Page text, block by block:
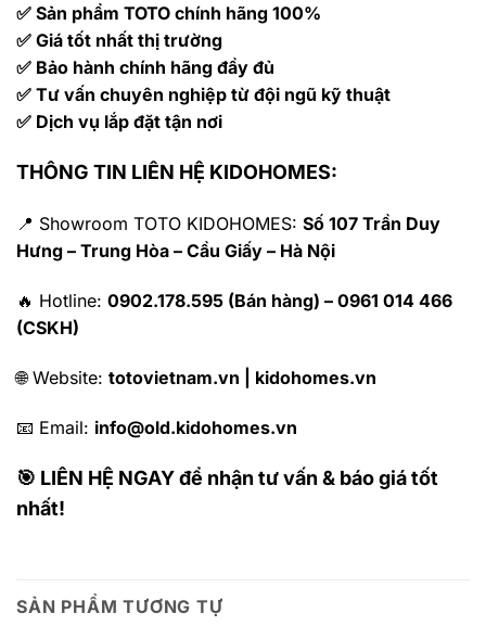
✅ Sản phẩm TOTO chính hãng 100%
✅ Giá tốt nhất thị trường
✅ Bảo hành chính hãng đầy đủ
✅ Tư vấn chuyên nghiệp từ đội ngũ kỹ thuật
✅ Dịch vụ lắp đặt tận nơi
THÔNG TIN LIÊN HỆ KIDOHOMES:
📍 Showroom TOTO KIDOHOMES: Số 107 Trần Duy
Hưng – Trung Hòa – Cầu Giấy – Hà Nội
🔥 Hotline: 0902.178.595 (Bán hàng) – 0961 014 466
(CSKH)
🌐 Website: totovietnam.vn | kidohomes.vn
📧 Email: info@old.kidohomes.vn
🎯 LIÊN HỆ NGAY để nhận tư vấn & báo giá tốt
nhất!
SẢN PHẨM TƯƠNG TỰ